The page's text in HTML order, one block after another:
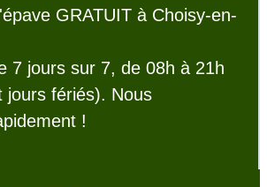
GRATUIT à Choisy-en-
7 jours sur 7, de 08h à 21h
jours fériés). Nous
!